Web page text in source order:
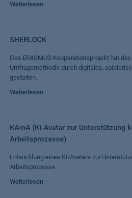
Weiterlesen
SHERLOCK
Das ERASMUS-Kooperationsprojekt hat
Umfragemethodik durch digitales,
gestalten.
Weiterlesen
KAmA (KI-Avatar zur Unterstützung
Arbeitsprozesse)
Entwicklung eines KI-Avatars zur
Arbeitsprozesse
Weiterlesen